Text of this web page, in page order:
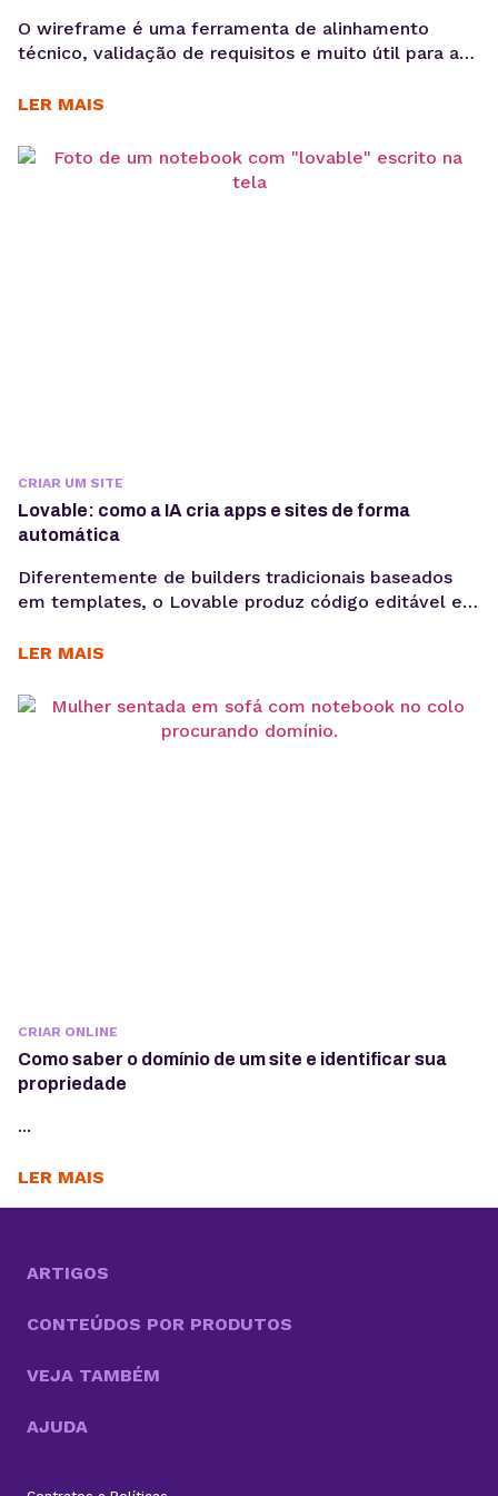
O wireframe é uma ferramenta de alinhamento
técnico, validação de requisitos e muito útil para a
antecipa problemas de navegação, arquitetura da
recursos em outras etapas. No desenvolvimento de
produtos digitais, decisões tomadas nas primeiras
LER MAIS
CRIAR UM SITE
Lovable: como a IA cria apps e sites de forma
automática
Diferentemente de builders tradicionais baseados
em templates, o Lovable produz código editável e
Ou seja, é muito mais do que uma solução de
reais. A criação de aplicações e sites por meio de IA
generativa deixou de ser experimento...
LER MAIS
CRIAR ONLINE
Como saber o domínio de um site e identificar sua
propriedade
...
LER MAIS
ARTIGOS
CONTEÚDOS POR PRODUTOS
VEJA TAMBÉM
AJUDA